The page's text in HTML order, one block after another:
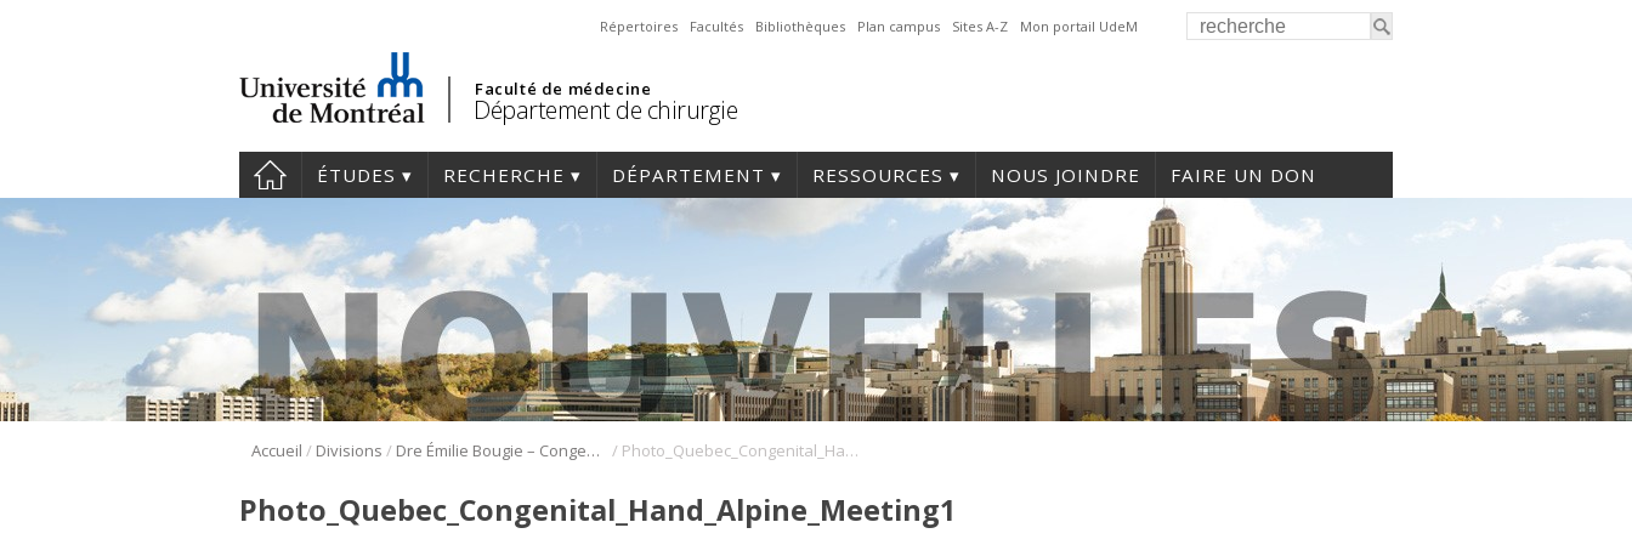
Répertoires Facultés Bibliothèques Plan campus Sites A-Z Mon portail UdeM
Faculté de médecine
Département de chirurgie
ÉTUDES RECHERCHE DÉPARTEMENT RESSOURCES NOUS JOINDRE FAIRE UN DON
Accueil / Divisions / Dre Émilie Bougie – Congenital Hand Alpine Meeting / Photo_Quebec_Congenital_Hand_Alpine_Meeting1
Photo_Quebec_Congenital_Hand_Alpine_Meeting1